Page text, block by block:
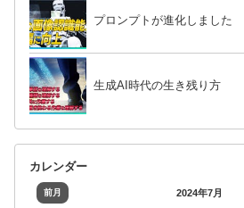
プロンプトが進化しました
生成AI時代の生き残り方
カレンダー
前月 2024年7月